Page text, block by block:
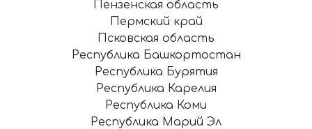
Пензенская область
Пермский край
Псковская область
Республика Башкортостан
Республика Бурятия
Республика Карелия
Республика Коми
Республика Марий Эл